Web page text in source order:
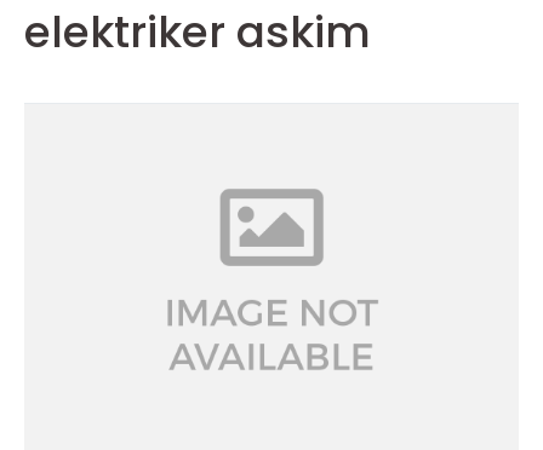
elektriker askim